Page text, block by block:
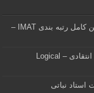
نحوه رتبه بندی داوطلبان در آزمون آیمت ایتالیا؛ قوانین کامل رتبه بندی IMAT –
نمونه سوالات آیمت ایتالیا – استدلال و منطق – تفکر انتقادی – Logical
استاد نباتی